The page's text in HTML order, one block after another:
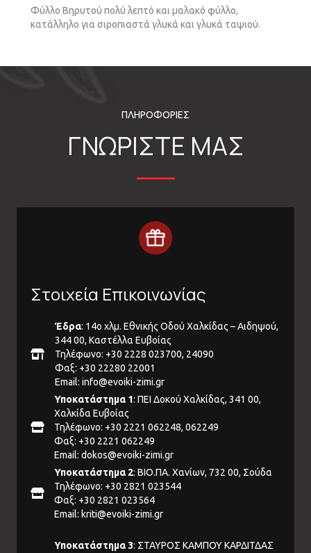
Φύλλο Βηρυτού πολύ λεπτό και µαλακό φύλλο,
κατάλληλο για σιροπιαστά γλυκά και γλυκά ταψιού.
ΠΛΗΡΟΦΟΡΙΕΣ
ΓΝΩΡΙΣΤΕ ΜΑΣ
Στοιχεία Επικοινωνίας
Έδρα: 14ο χλμ. Εθνικής Οδού Χαλκίδας – Αιδηψού,
344 00, Καστέλλα Ευβοίας
Τηλέφωνο: +30 2228 023700, 24090
Φαξ: +30 22280 22001
Email: info@evoiki-zimi.gr
Υποκατάστημα 1: ΠΕΙ Δοκού Χαλκίδας, 341 00,
Χαλκίδα Ευβοίας
Τηλέφωνο: +30 2221 062248, 062249
Φαξ: +30 2221 062249
Email: dokos@evoiki-zimi.gr
Υποκατάστημα 2: ΒΙΟ.ΠΑ. Χανίων, 732 00, Σούδα
Τηλέφωνο: +30 2821 023544
Φαξ: +30 2821 023564
Email: kriti@evoiki-zimi.gr
Υποκατάστημα 3: ΣΤΑΥΡΟΣ ΚΑΜΠΟΥ ΚΑΡΔΙΤΔΑΣ